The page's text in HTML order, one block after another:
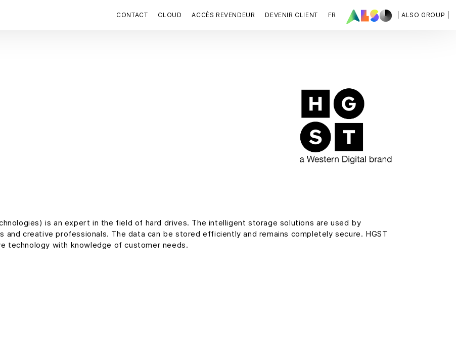
| ALSO GROUP |
CONTACT CLOUD ACCÈS REVENDEUR DEVENIR CLIENT FR
is an expert in the field of hard drives. The intelligent storage solutions are used by
and creative professionals. The data can be stored efficiently and remains completely secure. HGST
technology with knowledge of customer needs.